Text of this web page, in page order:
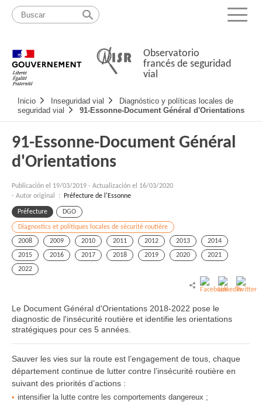
Pasar
contenido
Mapa
web
Menu
Observatorio
francés de seguridad
vial
Navigation
principale
Inicio Inseguridad vial
Diagnóstico y políticas locales de
seguridad vial
91-Essonne-Document Général d'Orientations
91-Essonne-Document Général
d'Orientations
Publicación el 19/03/2019 - Actualización el 16/03/2020
- Autor original :
Préfecture de l'Essonne
Préfecture DGO
Diagnostics et politiques locales de sécurité routière
2008
2009 2010 2011 2012 2013
2014
2015
2016 2017 2018 2019 2020
2021
2022
Le Document Général d'Orientations 2018-2022 pose le
diagnostic de l'insécurité routière et identifie les orientations
stratégiques pour ces 5 années.
Sauver les vies sur la route est l’engagement de tous, chaque
département continue de lutter contre l’insécurité routière en
suivant des priorités d’actions :
intensifier la lutte contre les comportements dangereux ;